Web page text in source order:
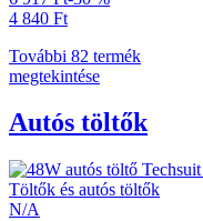
4 840 Ft
További 82 termék
megtekintése
Autós töltők
Töltők és autós töltők
N/A